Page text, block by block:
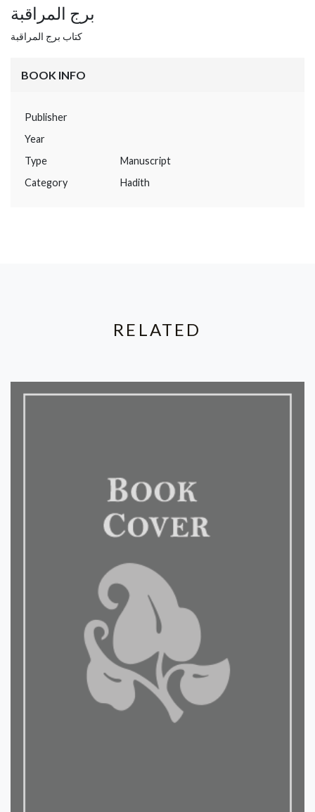
برج المراقبة
كتاب برج المراقبة
BOOK INFO
Publisher
Year
Type
Manuscript
Category
Hadith
RELATED